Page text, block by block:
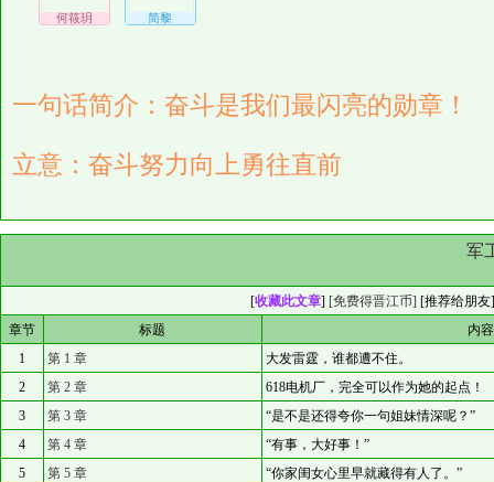
何筱玥 简黎
一句话简介：奋斗是我们最闪亮的勋章！
立意：奋斗努力向上勇往直前
军
[收藏此文章] [免费得晋江币] [推荐给朋友
章节
标题
内
1
第 1 章
大发雷霆，谁都遭不住。
2
第 2 章
618电机厂，完全可以作为她的起点！
3
第 3 章
“是不是还得夸你一句姐妹情深呢？”
4
第 4 章
“有事，大好事！”
5
第 5 章
“你家闺女心里早就藏得有人了。”